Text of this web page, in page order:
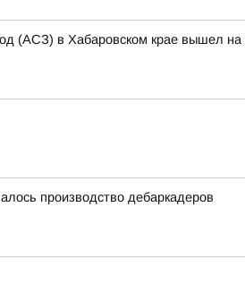
(АСЗ) в Хабаровском крае вышел на
производство дебаркадеров